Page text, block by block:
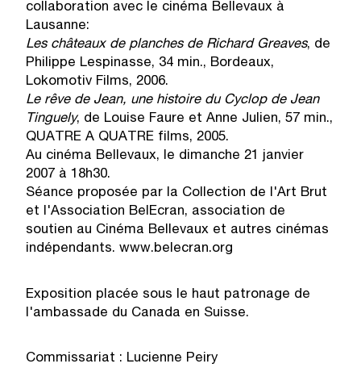
collaboration avec le cinéma Bellevaux à
Lausanne:
Les châteaux de planches de Richard Greaves, de
Philippe Lespinasse, 34 min., Bordeaux,
Lokomotiv Films, 2006.
Le rêve de Jean, une histoire du Cyclop de Jean
Tinguely, de Louise Faure et Anne Julien, 57 min.,
QUATRE A QUATRE films, 2005.
Au cinéma Bellevaux, le dimanche 21 janvier
2007 à 18h30.
Séance proposée par la Collection de l'Art Brut
et l'Association BelEcran, association de
soutien au Cinéma Bellevaux et autres cinémas
indépendants. www.belecran.org
Exposition placée sous le haut patronage de
l'ambassade du Canada en Suisse.
Commissariat : Lucienne Peiry